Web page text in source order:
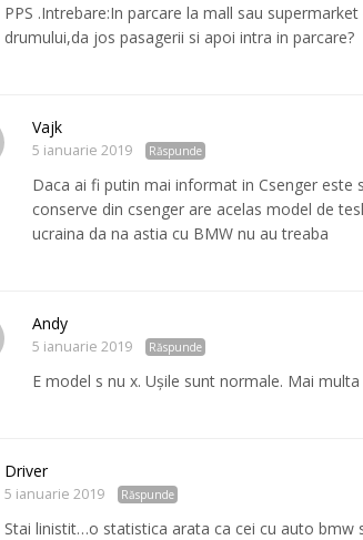
PPS .Intrebare:In parcare la mall sau
drumului,da jos pasagerii si apoi intra in parcare?
Vajk
5 ianuarie 2019 Răspunde
Daca ai fi putin mai informat in Csenger
conserve din csenger are acelas model de
ucraina da na astia cu BMW nu au treaba
Andy
5 ianuarie 2019 Răspunde
E model s nu x. Ușile sunt normale. Mai
Driver
5 ianuarie 2019 Răspunde
Stai linistit…o statistica arata ca cei cu auto